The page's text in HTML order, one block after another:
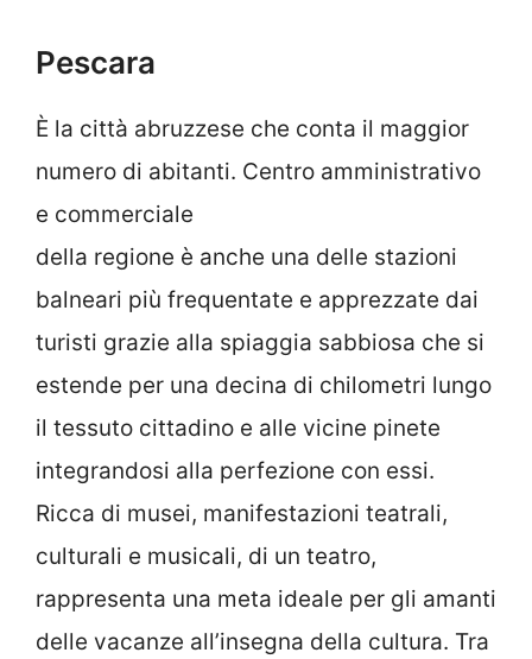
Pescara
È la città abruzzese che conta il maggior
numero di abitanti. Centro amministrativo
e commerciale
della regione è anche una delle stazioni
balneari più frequentate e apprezzate dai
turisti grazie alla spiaggia sabbiosa che si
estende per una decina di chilometri lungo
il tessuto cittadino e alle vicine pinete
integrandosi alla perfezione con essi.
Ricca di musei, manifestazioni teatrali,
culturali e musicali, di un teatro,
rappresenta una meta ideale per gli amanti
delle vacanze all’insegna della cultura. Tra